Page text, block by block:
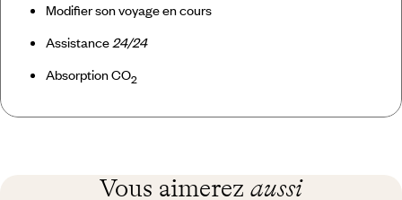
Modifier son voyage en cours
Assistance24/24
Absorption CO2
Vous aimerez aussi